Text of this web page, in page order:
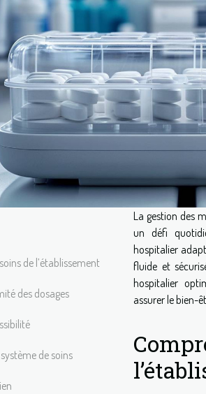
de l’établissement
des dosages
de soins
La gestion des
un défi
hospitalier
fluide et
hospitalier
assurer le bien-